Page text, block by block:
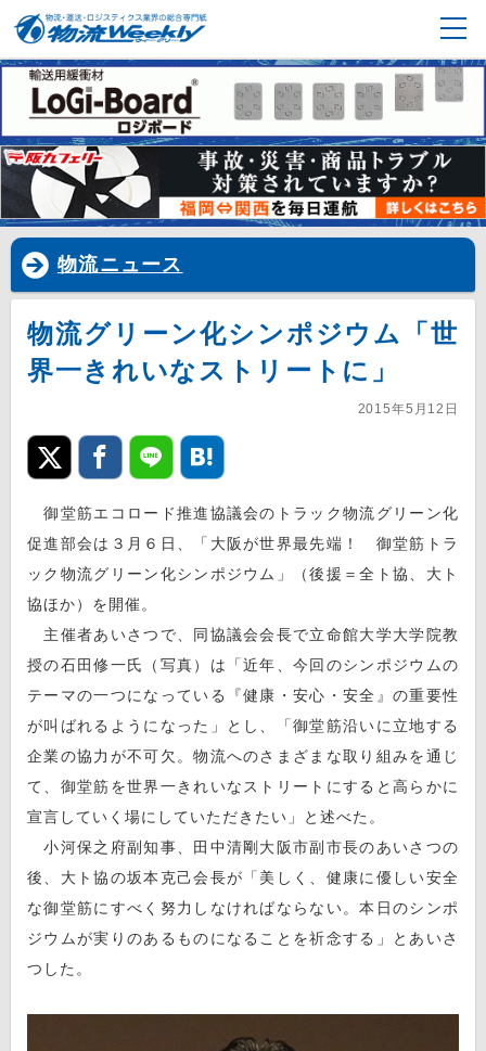
物流ニュース
物流グリーン化シンポジウム「世
界一きれいなストリートに」
2015年5月12日
御堂筋エコロード推進協議会のトラック物流グリーン化
促進部会は３月６日、「大阪が世界最先端！ 御堂筋トラ
ック物流グリーン化シンポジウム」（後援＝全ト協、大ト
協ほか）を開催。
主催者あいさつで、同協議会会長で立命館大学大学院教
授の石田修一氏（写真）は「近年、今回のシンポジウムの
テーマの一つになっている『健康・安心・安全』の重要性
が叫ばれるようになった」とし、「御堂筋沿いに立地する
企業の協力が不可欠。物流へのさまざまな取り組みを通じ
て、御堂筋を世界一きれいなストリートにすると高らかに
宣言していく場にしていただきたい」と述べた。
小河保之府副知事、田中清剛大阪市副市長のあいさつの
後、大ト協の坂本克己会長が「美しく、健康に優しい安全
な御堂筋にすべく努力しなければならない。本日のシンポ
ジウムが実りのあるものになることを祈念する」とあいさ
つした。